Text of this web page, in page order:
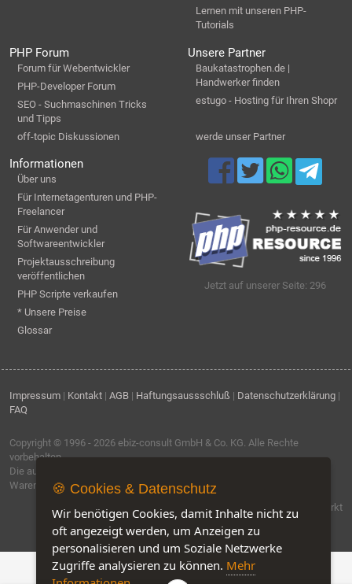
Lernen mit unseren PHP-
Tutorials
PHP Forum
Forum für Webentwickler
PHP-Developer Forum
SEO - Suchmaschinen Tricks
und Tipps
off-topic Diskussionen
Unsere Partner
Baukatastrophen.de |
Handwerker finden
estugo - Hosting für Ihren Shopr
werde unser Partner
Informationen
Über uns
Für Internetagenturen und PHP-
Freelancer
Für Anwender und
Softwareentwickler
Projektausschreibung
veröffentlichen
PHP Scripte verkaufen
* Unsere Preise
Glossar
Jetzt auf unserer Seite: 296
Impressum | Kontakt | AGB | Haftungsaussschluß | Datenschutzerklärung |
FAQ
Copyright © 1996 - 2026 ebiz-consult GmbH & Co. KG . Alle Rechte
vorbehalten.
Die auf dieser Seite verwendeten Produktbezeichnungen, Namen und
Warenzeichen sind Eigentum der jeweiligen Firmen.
Software by IQ-Markt
🍪 Cookies & Datenschutz
Wir benötigen Cookies, damit Inhalte nicht zu
oft angezeigt werden, um Anzeigen zu
personalisieren und um Soziale Netzwerke
Zugriffe analysieren zu können. Mehr